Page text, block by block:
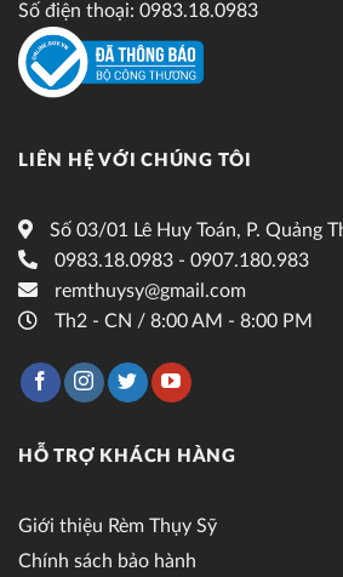
Số điện thoại: 0983.18.0983
LIÊN HỆ VỚI CHÚNG TÔI
Số 03/01 Lê Huy Toán, P. Quảng
0983.18.0983 - 0907.180.983
remthuysy@gmail.com
Th2 - CN / 8:00 AM - 8:00 PM
HỖ TRỢ KHÁCH HÀNG
Giới thiệu Rèm Thụy Sỹ
Chính sách bảo hành